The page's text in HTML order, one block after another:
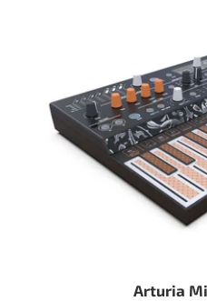
Arturia